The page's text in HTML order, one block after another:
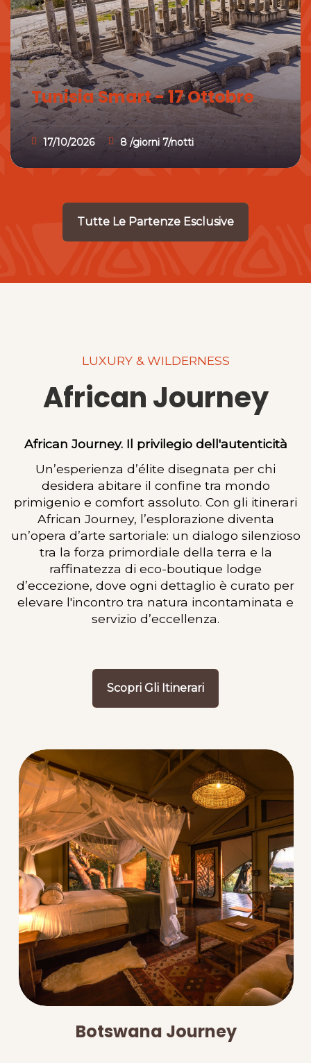
Tunisia Smart - 17 Ottobre
17/10/2026 8 /giorni 7/notti
Tutte Le Partenze Esclusive
LUXURY & WILDERNESS
African Journey
African Journey. Il privilegio dell'autenticità
Un’esperienza d’élite disegnata per chi
desidera abitare il confine tra mondo
primigenio e comfort assoluto. Con gli itinerari
African Journey, l’esplorazione diventa
un’opera d’arte sartoriale: un dialogo silenzioso
tra la forza primordiale della terra e la
raffinatezza di eco-boutique lodge
d’eccezione, dove ogni dettaglio è curato per
elevare l'incontro tra natura incontaminata e
servizio d’eccellenza.
Scopri Gli Itinerari
Botswana Journey